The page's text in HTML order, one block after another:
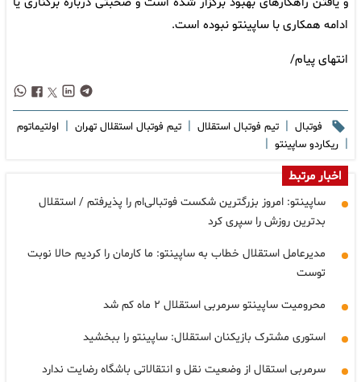
ادامه همکاری با ساپینتو نبوده است.
انتهای پیام/
فوتبال | تیم فوتبال استقلال | تیم فوتبال استقلال تهران | اولتیماتوم
| ریکاردو ساپینتو |
اخبار مرتبط
ساپینتو: امروز بزرگترین شکست فوتبالی‌ام را پذیرفتم / استقلال
بدترین روزش را سپری کرد
مدیرعامل استقلال خطاب به ساپینتو: ما کارمان را کردیم حالا نوبت
توست
محرومیت ساپینتو سرمربی استقلال ۲ ماه کم شد
استوری مشترک بازیکنان استقلال: ساپینتو را ببخشید
سرمربی استقال از وضعیت نقل و انتقالاتی باشگاه رضایت ندارد